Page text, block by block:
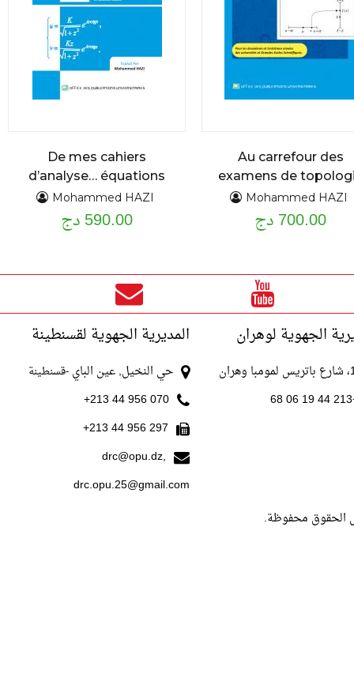
Au carrefour des
examens de
problèmes et
exercices résolus
Mohammed HAZI
700.00 دج
De mes cahiers
d’analyse… équations
différentielles
ordinaires du premier
et second ordre :
applications cours
détaillé et exercices
résolus
Mohammed HAZI
590.00 دج
الجهوية لوهران المديرية الجهوية لقسنطينة
حي النخيل, عين الباي -قسنطينة
070 956 44 213+
297 956 44 213+
drc@opu.dz,
drc.opu.25@gmail.com
الحقوق محفوظة.